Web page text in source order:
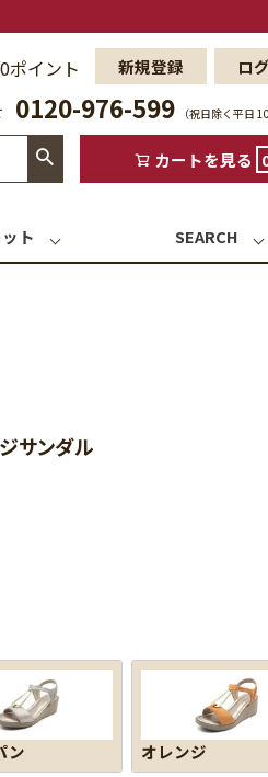
ポイント 新規登録
ロ
0120-976-599 （祝日除く平日
カートを見る
ト SEARCH
サンダル
ン オレンジ